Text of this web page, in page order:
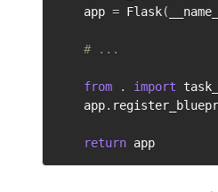
    app
= Flask( __name__
# ...
from . import
    app
.
return